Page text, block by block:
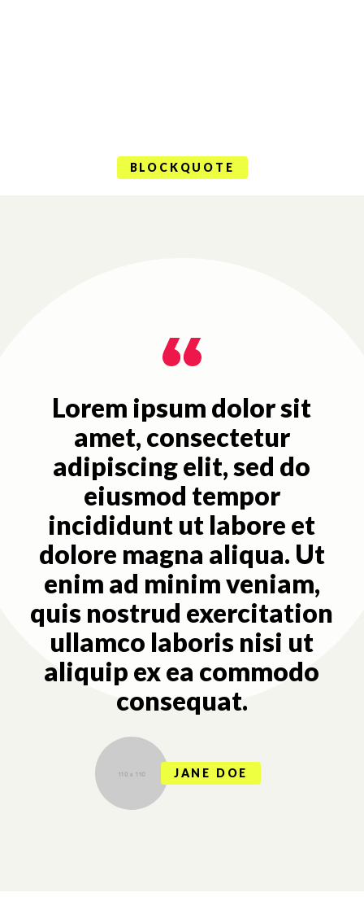
BLOCKQUOTE
Lorem ipsum dolor sit
amet, consectetur
adipiscing elit, sed do
eiusmod tempor
incididunt ut labore et
dolore magna aliqua. Ut
enim ad minim veniam,
quis nostrud exercitation
ullamco laboris nisi ut
aliquip ex ea commodo
consequat.
JANE DOE